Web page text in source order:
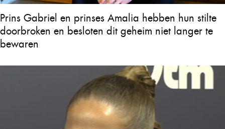
Prins Gabriel en prinses Amalia hebben hun stilte
doorbroken en besloten dit geheim niet langer te
bewaren